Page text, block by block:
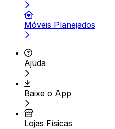
Móveis Planejados
Ajuda
Baixe o App
Lojas Físicas